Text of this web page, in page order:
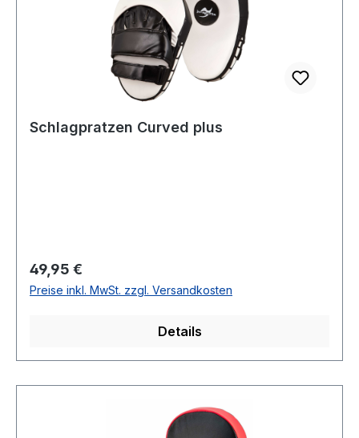
Schlagpratzen Curved plus
Regulärer Preis:
49,95 €
Preise inkl. MwSt. zzgl. Versandkosten
Details